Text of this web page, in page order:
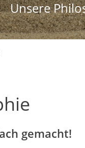
Unsere
gemacht!